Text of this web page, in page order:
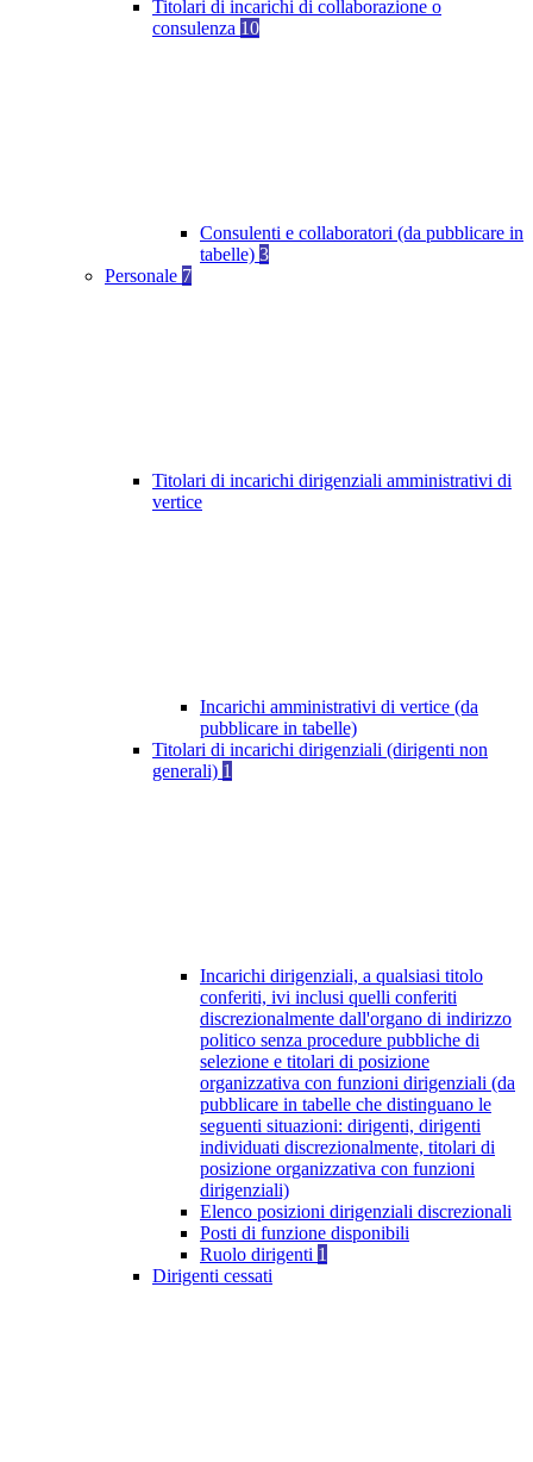
Titolari di incarichi di collaborazione o
consulenza 10
Consulenti e collaboratori (da pubblicare in
tabelle) 3
Personale 7
Titolari di incarichi dirigenziali amministrativi di
vertice
Incarichi amministrativi di vertice (da
pubblicare in tabelle)
Titolari di incarichi dirigenziali (dirigenti non
generali) 1
Incarichi dirigenziali, a qualsiasi titolo
conferiti, ivi inclusi quelli conferiti
discrezionalmente dall'organo di indirizzo
politico senza procedure pubbliche di
selezione e titolari di posizione
organizzativa con funzioni dirigenziali (da
pubblicare in tabelle che distinguano le
seguenti situazioni: dirigenti, dirigenti
individuati discrezionalmente, titolari di
posizione organizzativa con funzioni
dirigenziali)
Elenco posizioni dirigenziali discrezionali
Posti di funzione disponibili
Ruolo dirigenti 1
Dirigenti cessati